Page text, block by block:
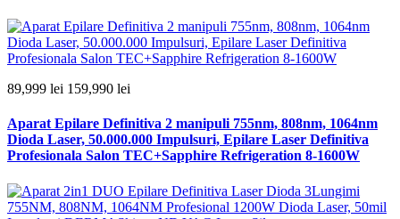
89,999 lei 159,990 lei
Aparat Epilare Definitiva 2 manipuli 755nm, 808nm, 1064nm
Dioda Laser, 50.000.000 Impulsuri, Epilare Laser Definitiva
Profesionala Salon TEC+Sapphire Refrigeration 8-1600W